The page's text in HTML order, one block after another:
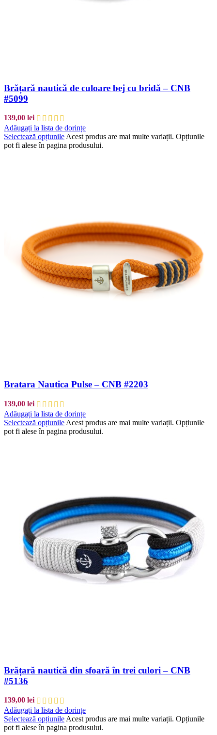
Brățară nautică de culoare bej cu bridă – CNB
#5099
139,00 lei
Adăugați la lista de dorințe
Selectează opțiunile Acest produs are mai multe variații. Opțiunile
pot fi alese în pagina produsului.
Bratara Nautica Pulse – CNB #2203
139,00 lei
Adăugați la lista de dorințe
Selectează opțiunile Acest produs are mai multe variații. Opțiunile
pot fi alese în pagina produsului.
Brățară nautică din sfoară în trei culori – CNB
#5136
139,00 lei
Adăugați la lista de dorințe
Selectează opțiunile Acest produs are mai multe variații. Opțiunile
pot fi alese în pagina produsului.